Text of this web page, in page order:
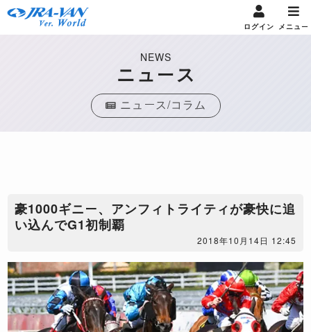
ログイン メニュー
NEWS
ニュース
ニュース/コラム
豪1000ギニー、アンフィトライティが豪快に追
い込んでG1初制覇
2018年10月14日 12:45